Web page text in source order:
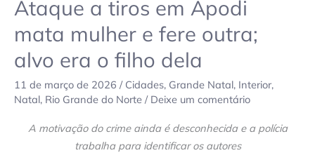
Ataque a tiros em Apodi
mata mulher e fere outra;
alvo era o filho dela
11 de março de 2026 / Cidades, Grande Natal, Interior,
Natal, Rio Grande do Norte / Deixe um comentário
A motivação do crime ainda é desconhecida e a polícia
trabalha para identificar os autores
dela